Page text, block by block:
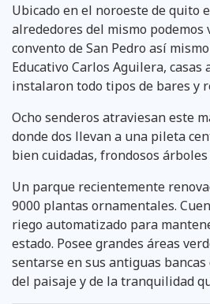
Ubicado en el noroeste de quito
alrededores del mismo podemos
convento de San Pedro así
Educativo Carlos Aguilera, casas
instalaron todo tipos de bares y
Ocho senderos atraviesan este
donde dos llevan a una pileta
bien cuidadas, frondosos
Un parque recientemente
9000 plantas ornamentales.
riego automatizado para
estado. Posee grandes áreas
sentarse en sus antiguas
del paisaje y de la tranquilidad